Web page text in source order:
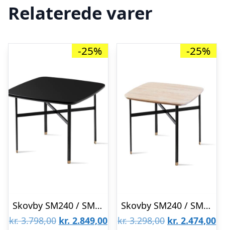
Relaterede varer
-25%
Skovby SM240 / SM260 sofabord – 54 x 54 cm – Sort Nano-laminat bordplade : Erling Christensen Møbler
kr.3.798,00 Den
kr. 2.849,00Den
-25%
Skovby SM240 / SM260 sofabord – Stålstel : Erling Christensen Møbler
kr.3.298,00 Den
kr. 2.474,00